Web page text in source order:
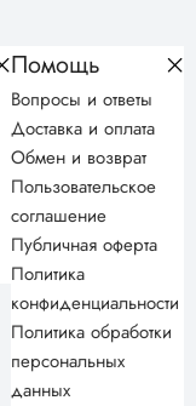
Помощь
Вопросы и ответы
Доставка и оплата
Обмен и возврат
Пользовательское
соглашение
Публичная оферта
Политика
конфиденциальности
Политика обработки
персональных
данных